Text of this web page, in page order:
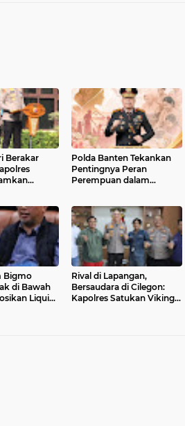
Berakar
Polda Banten Tekankan
Pentingnya Peran
Perempuan dalam
Bigmo
di Bawah
Liquid
Rival di Lapangan,
Bersaudara di Cilegon:
Kapolres Satukan Viking